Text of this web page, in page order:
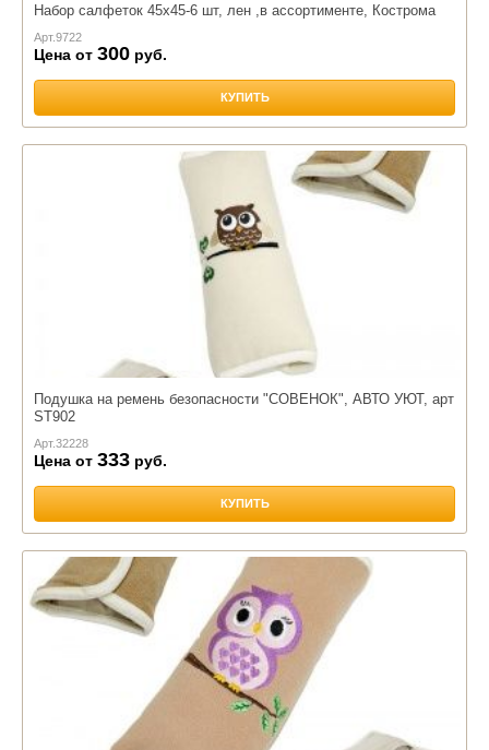
Набор салфеток 45х45-6 шт, лен ,в ассортименте, Кострома
Арт.9722
Цена от 300 руб.
КУПИТЬ
Подушка на ремень безопасности "CОВЕНОК", АВТО УЮТ, арт
ST902
Арт.32228
Цена от 333 руб.
КУПИТЬ